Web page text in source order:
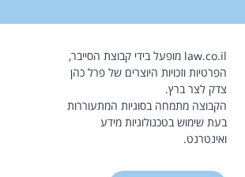
law.co.il מופעל בידי קבוצת הסייבר,
הפרטיות וזכויות היוצרים של פרל כהן
צדק לצר ברץ.
הקבוצה מתמחה בסוגיות המתעוררות
בעת שימוש בטכנולוגיות מידע
ואינטרנט.